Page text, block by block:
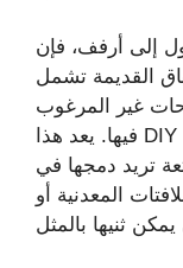
إلى أرفف، فإن
القديمة تشمل
غير المرغوب
فيها. يعد هذا DIY أيضًا استخدامًا رائعًا للوحات الترخيص
تريد دمجها في
المعدنية أو